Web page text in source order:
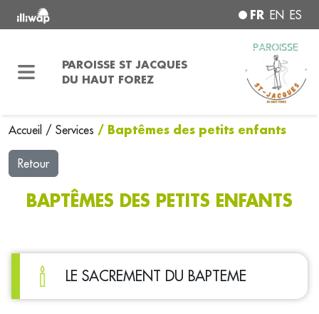
FR EN ES
PAROISSE ST JACQUES
DU HAUT FOREZ
Accueil / Services / Baptêmes des petits enfants
Retour
BAPTÊMES DES PETITS ENFANTS
LE SACREMENT DU BAPTEME